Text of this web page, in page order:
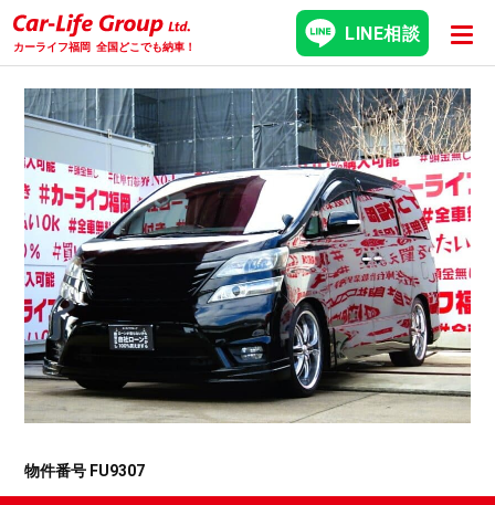
カーライフ福岡 全国どこでも納車！
LINE相談
物件番号 FU9307